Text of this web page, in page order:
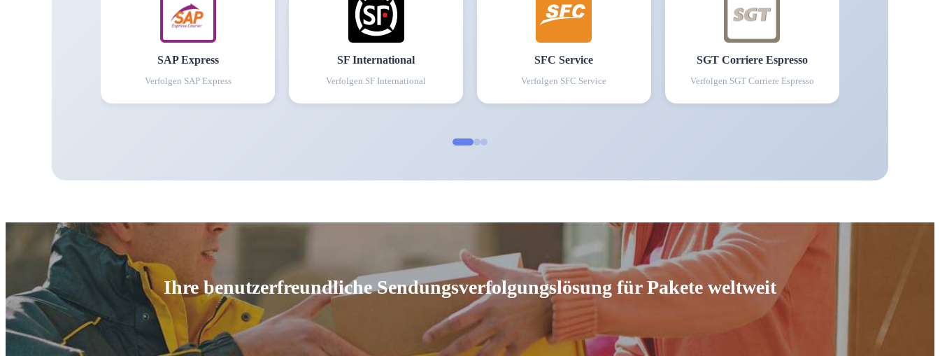
SAP Express
Verfolgen SAP Express
SF International
Verfolgen SF International
SFC Service
Verfolgen SFC Service
SGT Corriere Espresso
Verfolgen SGT Corriere Espresso
Ihre benutzerfreundliche Sendungsverfolgungslösung für Pakete weltweit